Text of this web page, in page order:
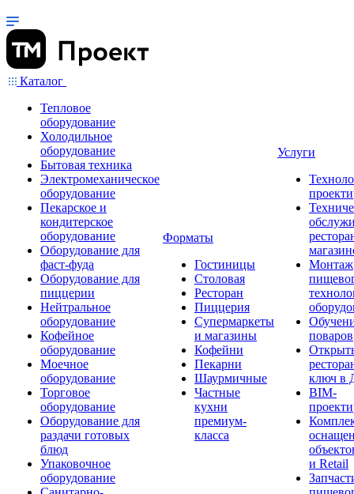
Каталог
Тепловое
оборудование
Холодильное
оборудование
Бытовая техника
Электромеханическое
оборудование
Пекарское и
кондитерское
оборудование
Оборудование для
фаст-фуда
Оборудование для
пиццерии
Нейтральное
оборудование
Кофейное
оборудование
Моечное
оборудование
Торговое
оборудование
Оборудование для
раздачи готовых
блюд
Упаковочное
оборудование
Форматы
Гостиницы
Столовая
Ресторан
Пиццерия
Супермаркеты
и магазины
Кофейни
Пекарни
Шаурмичные
Частные
кухни
премиум-
класса
Услуги
Монтаж
поваров
ключ в
BIM-
и Retail